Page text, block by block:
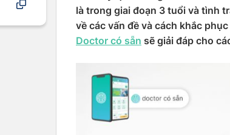
là trong giai đoạn 3 tuổi và tình
về các vấn đề và cách khắc
Doctor có sẵn sẽ giải đáp cho